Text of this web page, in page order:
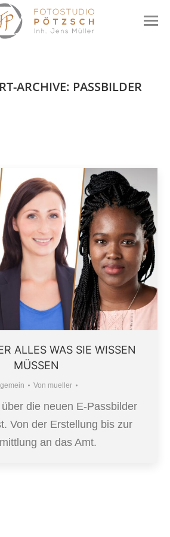
ARCHIVE: PASSBILDER
ALLES WAS SIE WISSEN
MÜSSEN
Von mueller
die neuen E-Passbilder
Von der Erstellung bis zur
an das Amt.